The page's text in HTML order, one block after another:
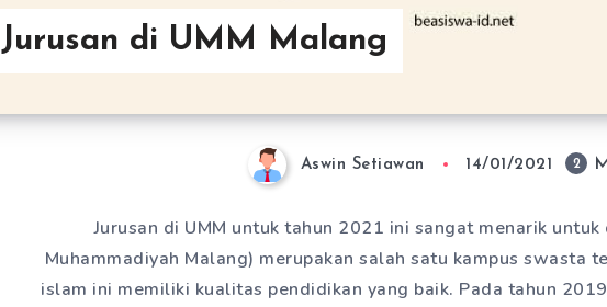
Jurusan di UMM Malang
Aswin Setiawan 14/01/2021 2
Jurusan di UMM untuk tahun 2021 ini sangat menarik untuk
Muhammadiyah Malang) merupakan salah satu kampus swasta
islam ini memiliki kualitas pendidikan yang baik. Pada tahun